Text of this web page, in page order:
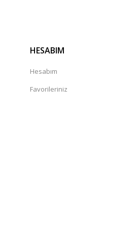
HESABIM
Hesabım
Favorileriniz